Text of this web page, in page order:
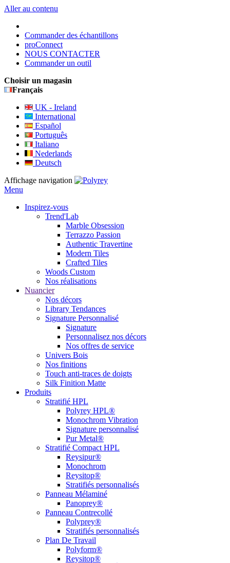
Aller au contenu
Commander des échantillons
proConnect
NOUS CONTACTER
Commander un outil
Choisir un magasin
Français
UK - Ireland
International
Español
Português
Italiano
Nederlands
Deutsch
Affichage navigation
Menu
Inspirez-vous
Trend'Lab
Marble Obsession
Terrazzo Passion
Authentic Travertine
Modern Tiles
Crafted Tiles
Woods Custom
Nos réalisations
Nuancier
Nos décors
Library Tendances
Signature Personnalisé
Signature
Personnalisez nos décors
Nos offres de service
Univers Bois
Nos finitions
Touch anti-traces de doigts
Silk Finition Matte
Produits
Stratifié HPL
Polyrey HPL®
Monochrom Vibration
Signature personnalisé
Pur Metal®
Stratifié Compact HPL
Reysipur®
Monochrom
Reysitop®
Stratifiés personnalisés
Panneau Mélaminé
Panoprey®
Panneau Contrecollé
Polyprey®
Stratifiés personnalisés
Plan De Travail
Polyform®
Reysitop®